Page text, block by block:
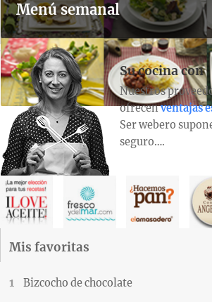
Menú semanal
Su cocina con
Nuestros
ofrecenventajas
Ser webero
seguro….
Mis favoritas
Bizcocho de chocolate